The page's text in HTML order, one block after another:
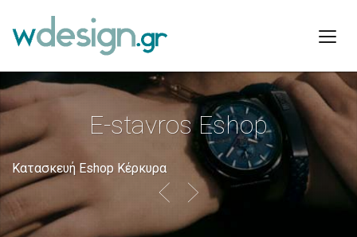
E-stavros Eshop
Κατασκευή Eshop Κέρκυρα